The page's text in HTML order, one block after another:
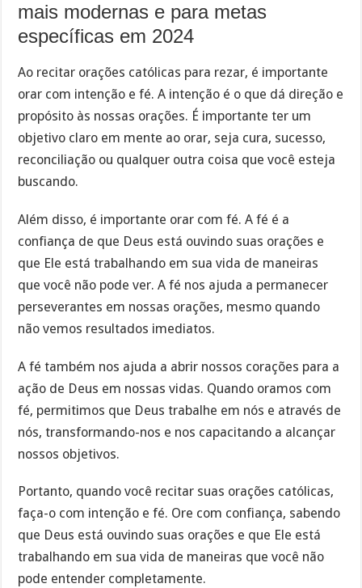
mais modernas e para metas
específicas em 2024
Ao recitar orações católicas para rezar, é importante
orar com intenção e fé. A intenção é o que dá direção e
propósito às nossas orações. É importante ter um
objetivo claro em mente ao orar, seja cura, sucesso,
reconciliação ou qualquer outra coisa que você esteja
buscando.
Além disso, é importante orar com fé. A fé é a
confiança de que Deus está ouvindo suas orações e
que Ele está trabalhando em sua vida de maneiras
que você não pode ver. A fé nos ajuda a permanecer
perseverantes em nossas orações, mesmo quando
não vemos resultados imediatos.
A fé também nos ajuda a abrir nossos corações para a
ação de Deus em nossas vidas. Quando oramos com
fé, permitimos que Deus trabalhe em nós e através de
nós, transformando-nos e nos capacitando a alcançar
nossos objetivos.
Portanto, quando você recitar suas orações católicas,
faça-o com intenção e fé. Ore com confiança, sabendo
que Deus está ouvindo suas orações e que Ele está
trabalhando em sua vida de maneiras que você não
pode entender completamente.